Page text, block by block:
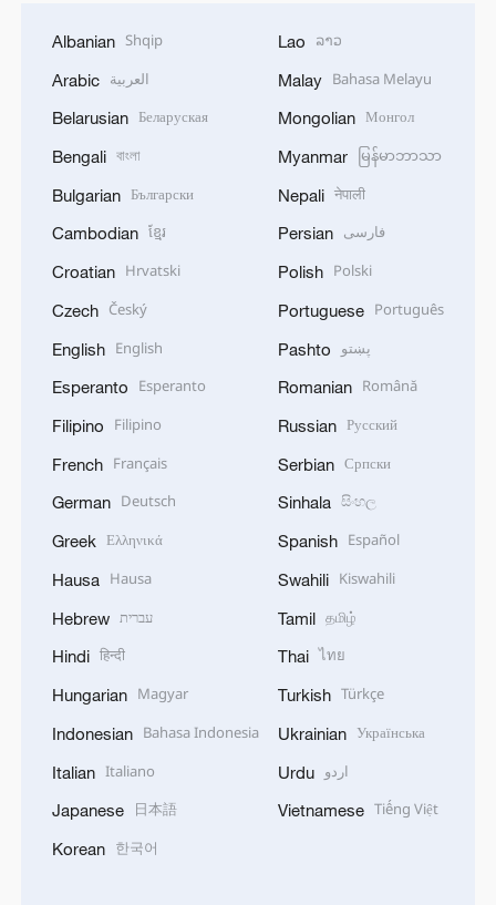
Albanian Shqip
Arabic العربية
Belarusian Беларуская
Bengali বাংলা
Bulgarian Български
Cambodian ខ្មែរ
Croatian Hrvatski
Czech Český
English English
Esperanto Esperanto
Filipino Filipino
French Français
German Deutsch
Greek Ελληνικά
Hausa Hausa
Hebrew עברית
Hindi हिन्दी
Hungarian Magyar
Indonesian Bahasa Indonesia
Italian Italiano
Japanese 日本語
Korean 한국어
Lao ລາວ
Malay Bahasa Melayu
Mongolian Монгол
Myanmar မြန်မာဘာသာ
Nepali नेपाली
Persian فارسی
Polish Polski
Portuguese Português
Pashto پښتو
Romanian Română
Russian Русский
Serbian Српски
Sinhala සිංහල
Spanish Español
Swahili Kiswahili
Tamil தமிழ்
Thai ไทย
Turkish Türkçe
Ukrainian Українська
Urdu اردو
Vietnamese Tiếng Việt